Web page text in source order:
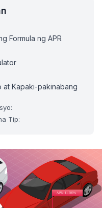
Formula ng APR
at Kapaki-pakinabang
Tip: